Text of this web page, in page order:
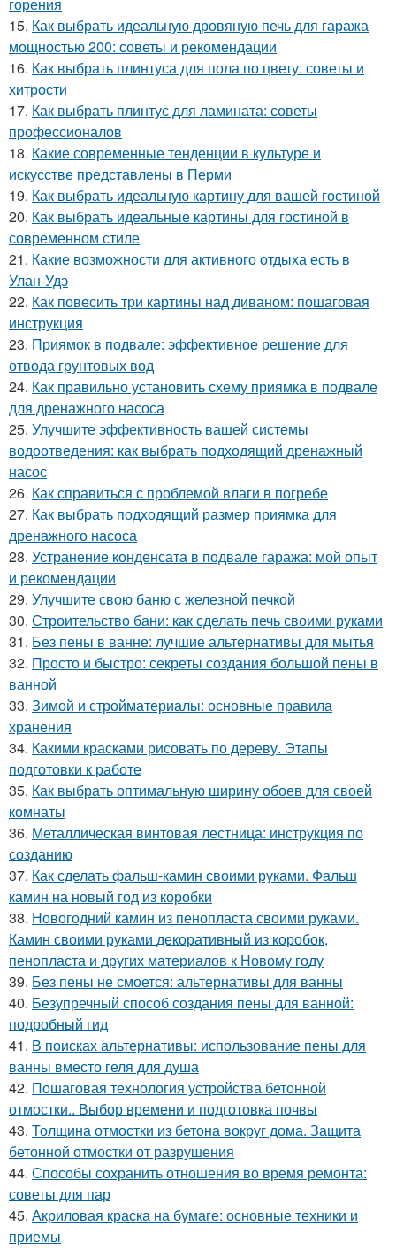
15. Как выбрать идеальную дровяную печь для гаража
мощностью 200: советы и рекомендации
16. Как выбрать плинтуса для пола по цвету: советы и
хитрости
17. Как выбрать плинтус для ламината: советы
профессионалов
18. Какие современные тенденции в культуре и
искусстве представлены в Перми
19. Как выбрать идеальную картину для вашей гостиной
20. Как выбрать идеальные картины для гостиной в
современном стиле
21. Какие возможности для активного отдыха есть в
Улан-Удэ
22. Как повесить три картины над диваном: пошаговая
инструкция
23. Приямок в подвале: эффективное решение для
отвода грунтовых вод
24. Как правильно установить схему приямка в подвале
для дренажного насоса
25. Улучшите эффективность вашей системы
водоотведения: как выбрать подходящий дренажный
насос
26. Как справиться с проблемой влаги в погребе
27. Как выбрать подходящий размер приямка для
дренажного насоса
28. Устранение конденсата в подвале гаража: мой опыт
и рекомендации
29. Улучшите свою баню с железной печкой
30. Строительство бани: как сделать печь своими руками
31. Без пены в ванне: лучшие альтернативы для мытья
32. Просто и быстро: секреты создания большой пены в
ванной
33. Зимой и стройматериалы: основные правила
хранения
34. Какими красками рисовать по дереву. Этапы
подготовки к работе
35. Как выбрать оптимальную ширину обоев для своей
комнаты
36. Металлическая винтовая лестница: инструкция по
созданию
37. Как сделать фальш-камин своими руками. Фальш
камин на новый год из коробки
38. Новогодний камин из пенопласта своими руками.
Камин своими руками декоративный из коробок,
пенопласта и других материалов к Новому году
39. Без пены не смоется: альтернативы для ванны
40. Безупречный способ создания пены для ванной:
подробный гид
41. В поисках альтернативы: использование пены для
ванны вместо геля для душа
42. Пошаговая технология устройства бетонной
отмостки.. Выбор времени и подготовка почвы
43. Толщина отмостки из бетона вокруг дома. Защита
бетонной отмостки от разрушения
44. Способы сохранить отношения во время ремонта:
советы для пар
45. Акриловая краска на бумаге: основные техники и
приемы